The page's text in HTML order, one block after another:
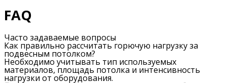
FAQ
Часто задаваемые вопросы
Как правильно рассчитать горючую нагрузку за
подвесным потолком?
Необходимо учитывать тип используемых
материалов, площадь потолка и интенсивность
нагрузки от оборудования.